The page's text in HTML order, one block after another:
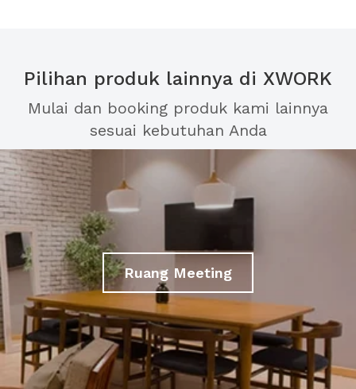
Pilihan produk lainnya di XWORK
Mulai dan booking produk kami lainnya
sesuai kebutuhan Anda
Ruang Meeting